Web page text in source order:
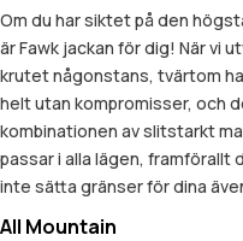
Om du har siktet på den
är Fawk jackan för dig! När vi
krutet någonstans, tvärtom
helt utan kompromisser, och
kombinationen av slitstarkt
passar i alla lägen, framförallt
inte sätta gränser för dina
All Mountain